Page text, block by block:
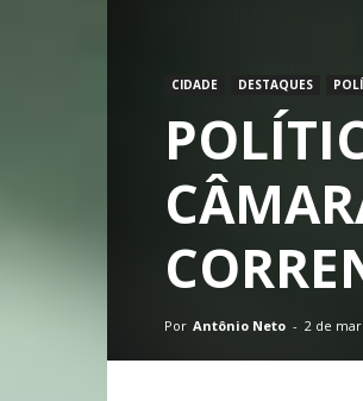
CIDADE DESTAQUES
Por Antônio Neto - 2 de